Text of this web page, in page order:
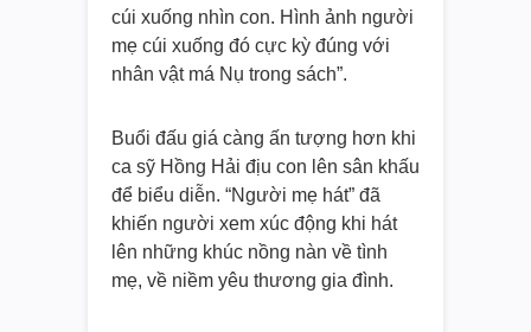
cúi xuống nhìn con. Hình ảnh người
mẹ cúi xuống đó cực kỳ đúng với
nhân vật má Nụ trong sách”.
Buổi đấu giá càng ấn tượng hơn khi
ca sỹ Hồng Hải địu con lên sân khấu
để biểu diễn. “Người mẹ hát” đã
khiến người xem xúc động khi hát
lên những khúc nồng nàn về tình
mẹ, về niềm yêu thương gia đình.